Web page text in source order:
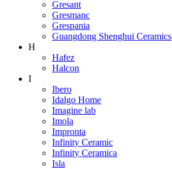
Gresant
Gresmanc
Grespania
Guangdong Shenghui Ceramics
H
Hafez
Halcon
I
Ibero
Idalgo Home
Imagine lab
Imola
Impronta
Infinity Ceramic
Infinity Ceramica
Isla